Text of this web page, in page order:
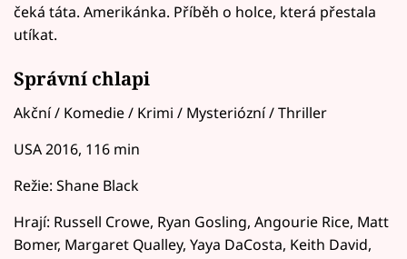
čeká táta. Amerikánka. Příběh o holce, která přestala
utíkat.
Správní chlapi
Akční / Komedie / Krimi / Mysteriózní / Thriller
USA 2016, 116 min
Režie: Shane Black
Hrají: Russell Crowe, Ryan Gosling, Angourie Rice, Matt
Bomer, Margaret Qualley, Yaya DaCosta, Keith David,